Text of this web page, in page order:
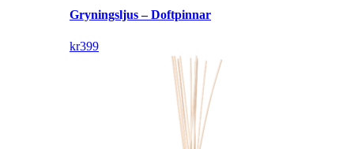
Gryningsljus – Doftpinnar
kr399